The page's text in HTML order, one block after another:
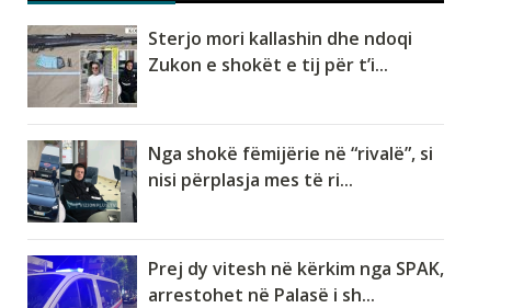
Sterjo mori kallashin dhe ndoqi
Zukon e shokët e tij për t’i...
Nga shokë fëmijërie në “rivalë”, si
nisi përplasja mes të ri...
Prej dy vitesh në kërkim nga SPAK,
arrestohet në Palasë i sh...